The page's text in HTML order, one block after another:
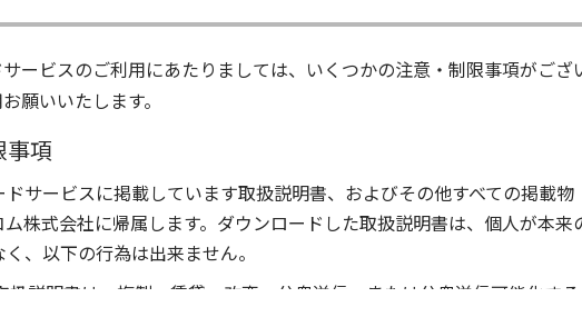
ービスのご利用にあたりましては、いくつかの注意・制限事項がご
願いいたします。
事項
サービスに掲載しています取扱説明書、およびその他すべての掲載
株式会社に帰属します。ダウンロードした取扱説明書は、個人が本
、以下の行為は出来ません。
扱説明書は、複製、賃貸、改変、公衆送信、または公衆送信可能化する